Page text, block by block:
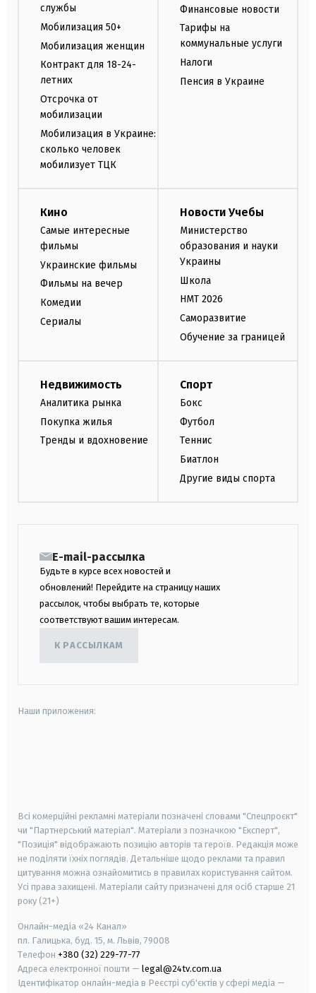
службы
Мобилизация 50+
Мобилизация женщин
Контракт для 18-24-
летних
Отсрочка от
мобилизации
Мобилизация в Украине:
сколько человек
мобилизует ТЦК
Финансовые новости
Тарифы на
коммунальные услуги
Налоги
Пенсия в Украине
Кино
Самые интересные
фильмы
Украинские фильмы
Фильмы на вечер
Комедии
Сериалы
Новости Учебы
Министерство
образования и науки
Украины
Школа
НМТ 2026
Саморазвитие
Обучение за границей
Недвижимость
Аналитика рынка
Покупка жилья
Тренды и вдохновение
Спорт
Бокс
Футбол
Теннис
Биатлон
Другие виды спорта
E-mail-рассылка
Будьте в курсе всех новостей и
обновлений! Перейдите на страницу наших
рассылок, чтобы выбрать те, которые
соответствуют вашим интересам.
К РАССЫЛКАМ
Наши приложения:
Всі комерційні рекламні матеріали позначені словами "Спецпроєкт"
чи "Партнерський матеріал". Матеріали з позначкою "Експерт",
"Позиція" відображають позицію авторів та героїв. Редакція може
не поділяти їхніх поглядів. Детальніше щодо реклами та правил
цитування можна ознайомитись в правилах користування сайтом.
Усі права захищені. Матеріали сайту призначені для осіб старше 21
року (21+)
Онлайн-медіа «24 Канал»
пл. Галицька, буд. 15, м. Львів, 79008
Телефон +380 (32) 229-77-77
Адреса електронної пошти — legal@24tv.com.ua
Ідентифікатор онлайн-медіа в Реєстрі суб'єктів у сфері медіа —